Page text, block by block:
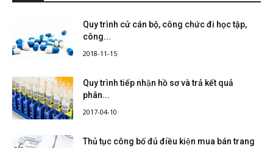
Quy trình cử cán bộ, công chức đi học tập,
công...
2018-11-15
Quy trình tiếp nhận hồ sơ và trả kết quả
phân...
2017-04-10
Thủ tục công bố đủ điều kiện mua bán trang